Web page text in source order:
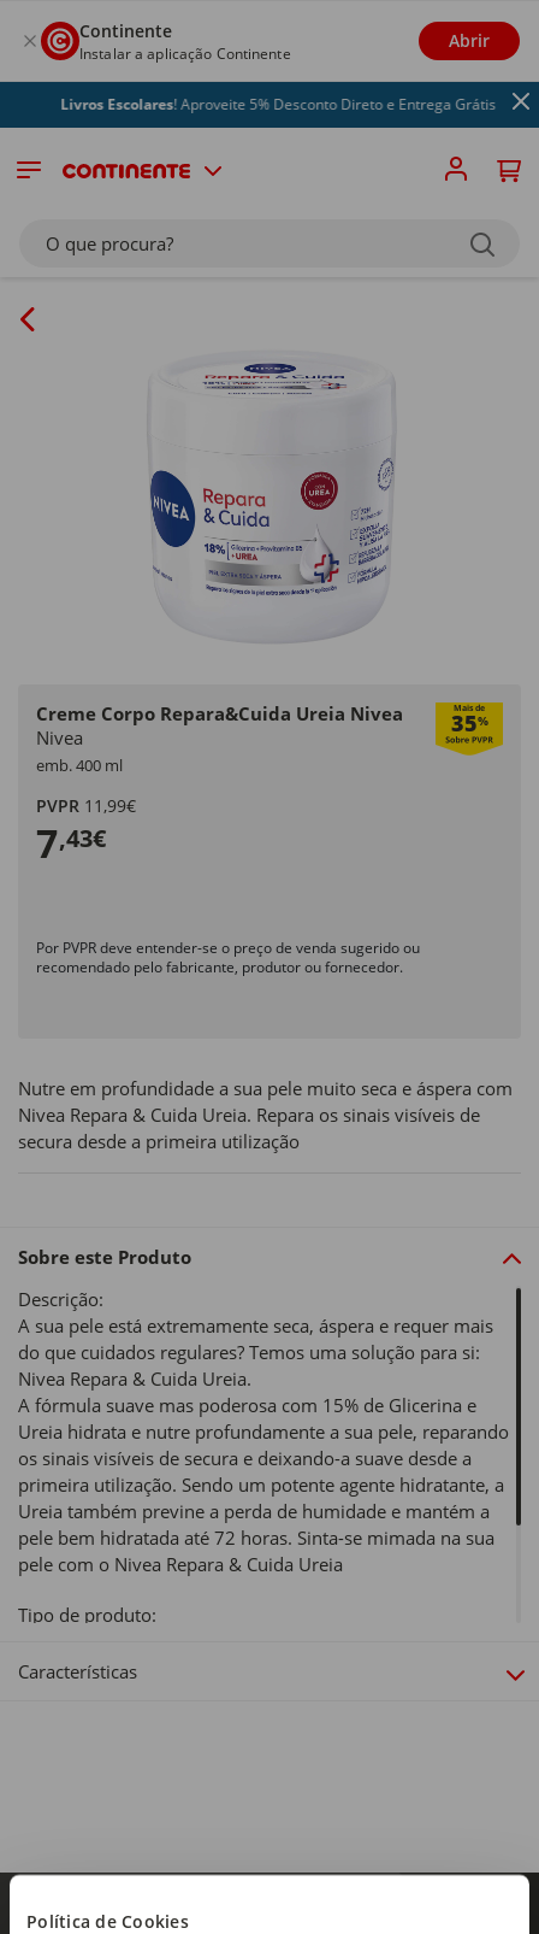
Política de Cookies
Continente
Instalar a aplicação Continente
Abrir
Livros Escolares! Aproveite 5% Desconto Direto e Entrega Grátis
O que procura?
Creme Corpo Repara&Cuida Ureia Nivea Mais de
35%
Nivea
emb. 400 ml
PVPR 11,99€
7,43€
Por PVPR deve entender-se o preço de venda sugerido ou
recomendado pelo fabricante, produtor ou fornecedor.
Nutre em profundidade a sua pele muito seca e áspera com
Nivea Repara & Cuida Ureia. Repara os sinais visíveis de
secura desde a primeira utilização
Sobre este Produto
Descrição:
A sua pele está extremamente seca, áspera e requer mais
do que cuidados regulares? Temos uma solução para si:
Nivea Repara & Cuida Ureia.
A fórmula suave mas poderosa com 15% de Glicerina e
Ureia hidrata e nutre profundamente a sua pele, reparando
os sinais visíveis de secura e deixando-a suave desde a
primeira utilização. Sendo um potente agente hidratante, a
Ureia também previne a perda de humidade e mantém a
pele bem hidratada até 72 horas. Sinta-se mimada na sua
pele com o Nivea Repara & Cuida Ureia
Tipo de produto:
Características